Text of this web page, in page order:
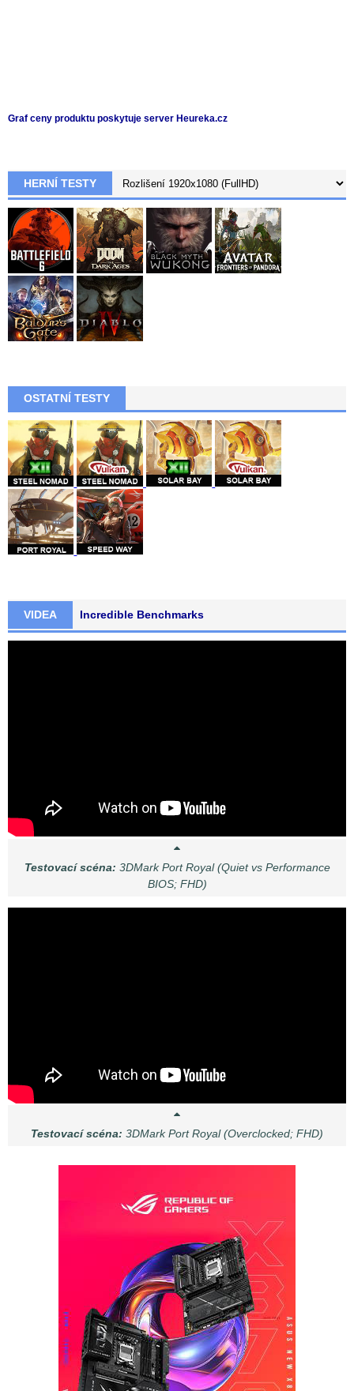
Graf ceny produktu poskytuje server Heureka.cz
HERNÍ TESTY
OSTATNÍ TESTY
VIDEA Incredible Benchmarks
Testovací scéna: 3DMark Port Royal (Quiet vs Performance
BIOS; FHD)
Testovací scéna: 3DMark Port Royal (Overclocked; FHD)